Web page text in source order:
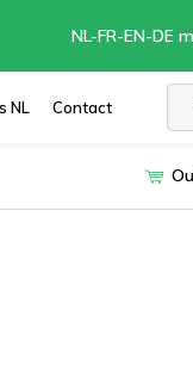
NL Contact
NL-FR-EN-DE